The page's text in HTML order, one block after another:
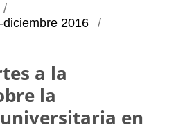
/
diciembre 2016
/
a la
la
en